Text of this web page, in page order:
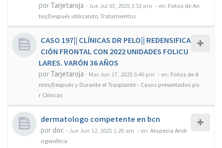
por Tarjetaroja -Jue Jul 03, 2025 3:53 pm - en: Fotos de An
tes/Después utilizando Tratamientos
CASO 197|| CLÍNICAS DR PELO|| REDENSIFICA
CIÓN FRONTAL CON 2022 UNIDADES FOLICU
LARES. VARÓN 36 AÑOS
por Tarjetaroja - Mar Jun 17, 2025 5:46 pm - en: Fotos de A
ntes/Después y Durante el Trasplante - Casos presentados po
r Clínicas
dermatologo competente en bcn
por doc-Jue Jun 12, 2025 1:20 am - en: Alopecia Andr
ogenética